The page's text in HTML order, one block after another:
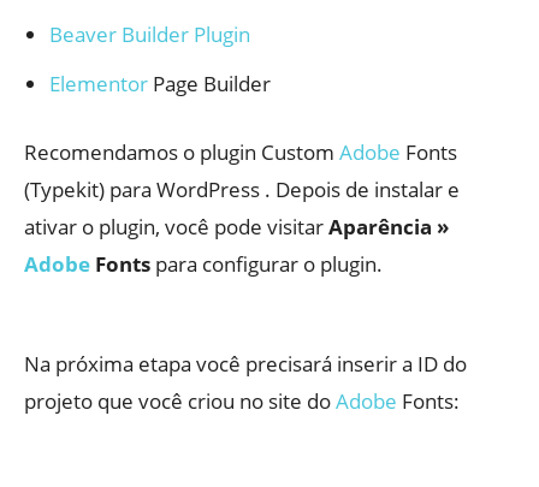
Beaver Builder Plugin
Elementor Page Builder
Recomendamos o plugin Custom Adobe Fonts
(Typekit) para WordPress . Depois de instalar e
ativar o plugin, você pode visitarAparência »
Adobe Fonts para configurar o plugin.
Na próxima etapa você precisará inserir a ID do
projeto que você criou no site doAdobe Fonts: